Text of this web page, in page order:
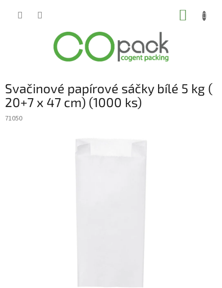
Svačinové papírové sáčky bílé 5 kg (
20+7 x 47 cm) (1000 ks)
71050